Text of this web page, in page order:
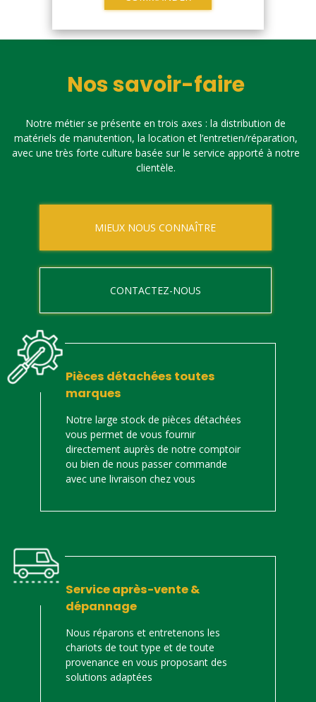
Nos savoir-faire
Notre métier se présente en trois axes : la distribution de
matériels de manutention, la location et l’entretien/réparation,
avec une très forte culture basée sur le service apporté à notre
clientèle.
MIEUX NOUS CONNAÎTRE
CONTACTEZ-NOUS
Pièces détachées toutes
marques
Notre large stock de pièces détachées
vous permet de vous fournir
directement auprès de notre comptoir
ou bien de nous passer commande
avec une livraison chez vous
Service après-vente &
dépannage
Nous réparons et entretenons les
chariots de tout type et de toute
provenance en vous proposant des
solutions adaptées